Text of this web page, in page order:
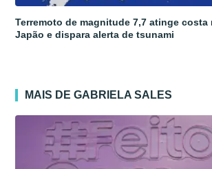
Terremoto de magnitude 7,7 atinge costa
Japão e dispara alerta de tsunami
MAIS DE GABRIELA SALES